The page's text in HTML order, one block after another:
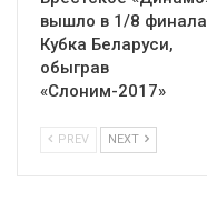
вышло в 1/8 финала
Кубка Беларуси,
обыграв
«Слоним-2017»
PREV NEXT